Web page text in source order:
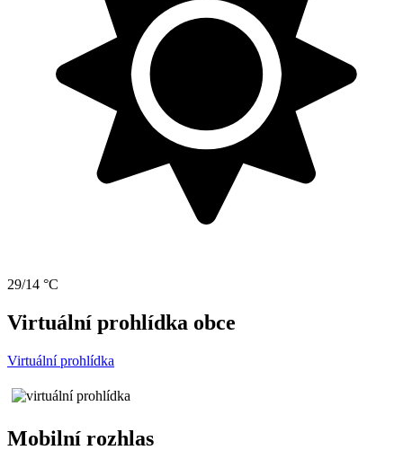
29/14 °C
Virtuální prohlídka obce
Virtuální prohlídka
Mobilní rozhlas